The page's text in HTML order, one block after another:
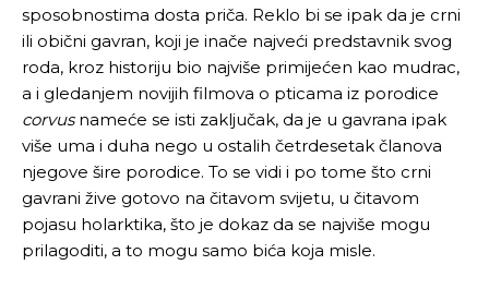
sposobnostima dosta priča. Reklo bi se ipak da je crni
ili obični gavran, koji je inače najveći predstavnik svog
roda, kroz historiju bio najviše primijećen kao mudrac,
a i gledanjem novijih filmova o pticama iz porodice
corvusnameće se isti zaključak, da je u gavrana ipak
više uma i duha nego u ostalih četrdesetak članova
njegove šire porodice. To se vidi i po tome što crni
gavrani žive gotovo na čitavom svijetu, u čitavom
pojasu holarktika, što je dokaz da se najviše mogu
prilagoditi, a to mogu samo bića koja misle.